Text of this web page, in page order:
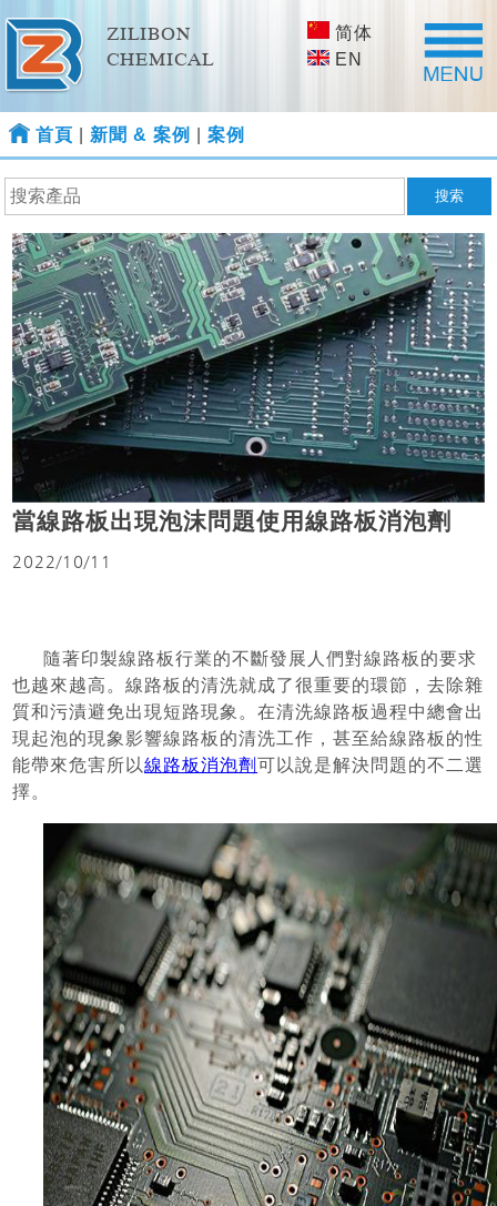
ZILIBON
CHEMICAL
简体
EN
首頁 新聞 & 案例 |案例
當線路板出現泡沫問題使用線路板消泡劑
2022/10/11
隨著印製線路板行業的不斷發展人們對線路板的要求
也越來越高。線路板的清洗就成了很重要的環節，去除雜
質和污漬避免出現短路現象。在清洗線路板過程中總會出
現起泡的現象影響線路板的清洗工作，甚至給線路板的性
能帶來危害所以線路板消泡劑可以說是解決問題的不二選
擇。